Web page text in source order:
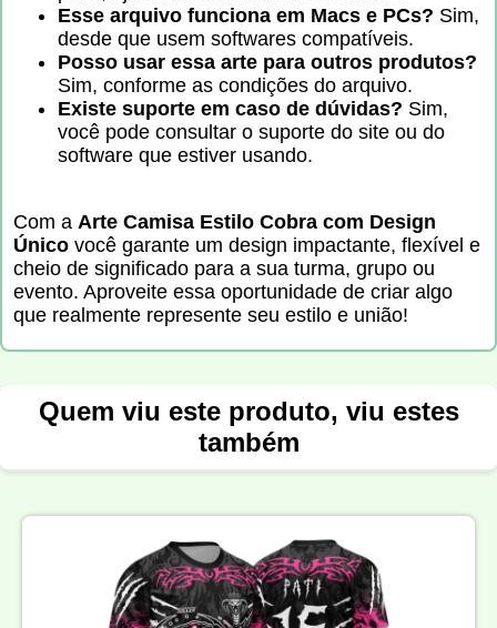
Esse arquivo funciona em Macs e PCs? Sim,
desde que usem softwares compatíveis.
Posso usar essa arte para outros produtos?
Sim, conforme as condições do arquivo.
Existe suporte em caso de dúvidas? Sim,
você pode consultar o suporte do site ou do
software que estiver usando.
Com a Arte Camisa Estilo Cobra com Design
Único você garante um design impactante, flexível e
cheio de significado para a sua turma, grupo ou
evento. Aproveite essa oportunidade de criar algo
que realmente represente seu estilo e união!
Quem viu este produto, viu estes
também